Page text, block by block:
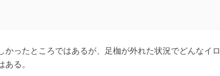
ったところではあるが、足枷が外れた状況でどんなイロ
る。